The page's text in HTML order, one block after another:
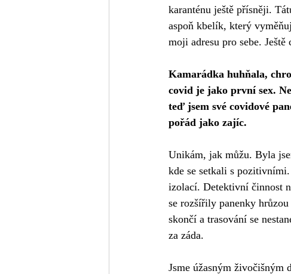
karanténu ještě přísněji.
aspoň kbelík, který
moji adresu pro sebe.
Kamarádka huhňala,
covid je jako první sex.
teď jsem své covidové
pořád jako zajíc.
Unikám, jak můžu. Byla
kde se setkali s
izolací. Detektivní činnost
se rozšířily panenky
skončí a trasování se
za záda.
Jsme úžasným